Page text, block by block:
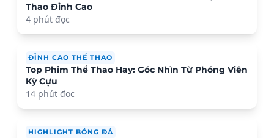
Thao Đỉnh Cao
4 phút đọc
ĐỈNH CAO THỂ THAO
Top Phim Thể Thao Hay: Góc Nhìn Từ Phóng Viên
Kỳ Cựu
14 phút đọc
HIGHLIGHT BÓNG ĐÁ